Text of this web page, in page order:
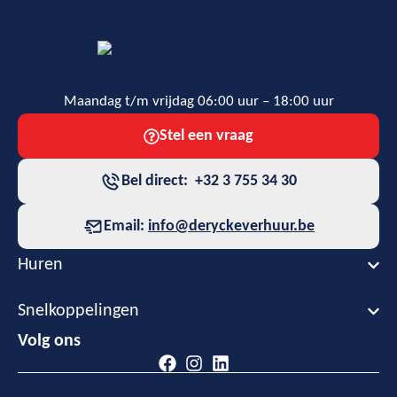
Maandag t/m vrijdag 06:00 uur – 18:00 uur
Stel een vraag
Bel direct: +32 3 755 34 30
Email: info@deryckeverhuur.be
Huren
Snelkoppelingen
Volg ons